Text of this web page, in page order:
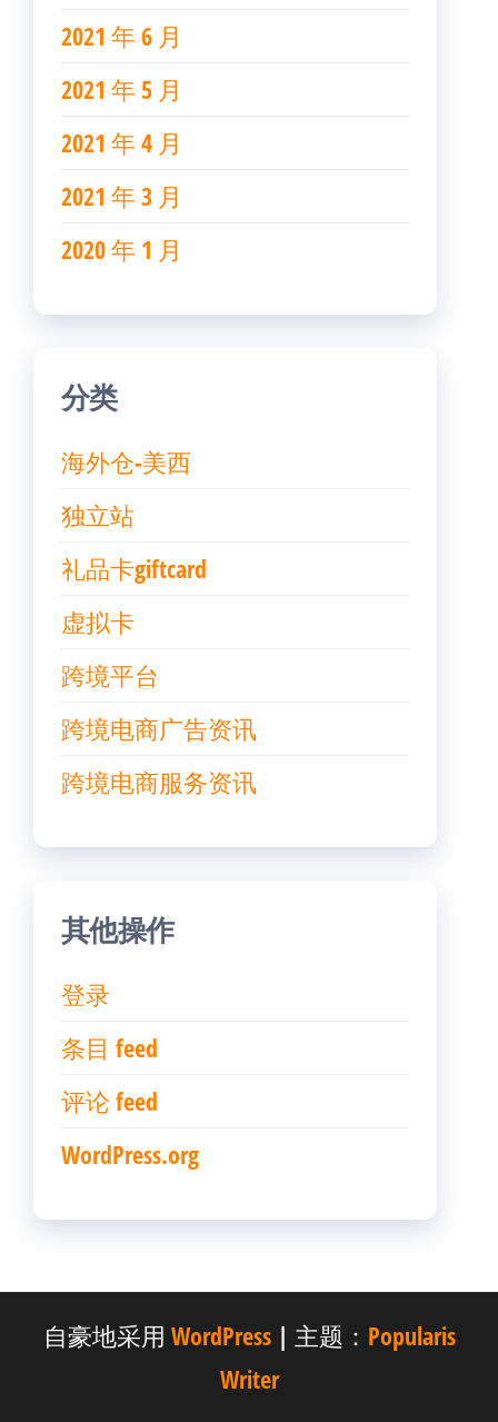
2021 年 6 月
2021 年 5 月
2021 年 4 月
2021 年 3 月
2020 年 1 月
分类
海外仓-美西
独立站
礼品卡giftcard
虚拟卡
跨境平台
跨境电商广告资讯
跨境电商服务资讯
其他操作
登录
条目 feed
评论 feed
WordPress.org
自豪地采用 WordPress | 主题： Popularis
Writer